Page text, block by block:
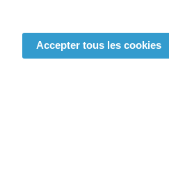
Accepter tous les cookies